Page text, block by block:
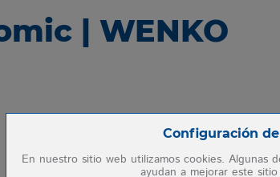
| WENKO
Zum Betrieb der Seite
Configuración
En nuestro sitio web utilizamos cookies. Algunas
ayudan a mejorar este